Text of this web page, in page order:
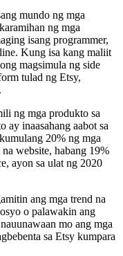
mundo ng mga
ng mga
isang programmer,
Kung isa kang maliit
magsimula ng side
tulad ng Etsy,
ng mga produkto sa
inaasahang aabot sa
20% ​​ng mga
website, habang 19%
ayon sa ulat ng 2020
ang mga trend na
o palawakin ang
mo ang mga
sa Etsy kumpara